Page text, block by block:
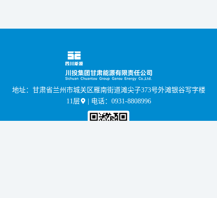
地址：甘肃省兰州市城关区雁南街道滩尖子373号外滩银谷写字楼
11层 | 电话：0931-8808996